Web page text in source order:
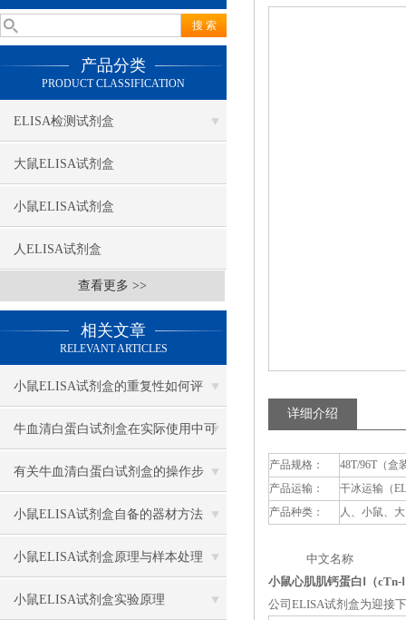
产品分类
PRODUCT CLASSIFICATION
ELISA检测试剂盒
大鼠ELISA试剂盒
小鼠ELISA试剂盒
人ELISA试剂盒
查看更多 >>
相关文章
RELEVANT ARTICLES
小鼠ELISA试剂盒的重复性如何评
估？
牛血清白蛋白试剂盒在实际使用中可
分为多种类型测定
有关牛血清白蛋白试剂盒的操作步
骤，以下有详细说明
小鼠ELISA试剂盒自备的器材方法
小鼠ELISA试剂盒原理与样本处理
小鼠ELISA试剂盒实验原理
详细介绍
产品规格：
48T/96T（盒
产品运输：
干冰运输（
产品种类：
人、小鼠、
中文名称 英
小鼠心肌肌钙蛋白Ⅰ（cTn-
公司ELISA试剂盒为迎接